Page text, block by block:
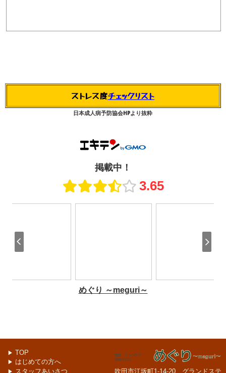
ストレス度チェックリスト
日本成人病予防協会HPより抜粋
▶ TOP
▶ はじめての方へ
▶ スタッフあいさつ 吹田市江坂町1-14-20 グランドステ